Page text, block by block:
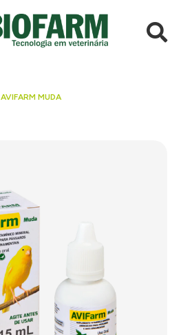
AVIFARM MUDA